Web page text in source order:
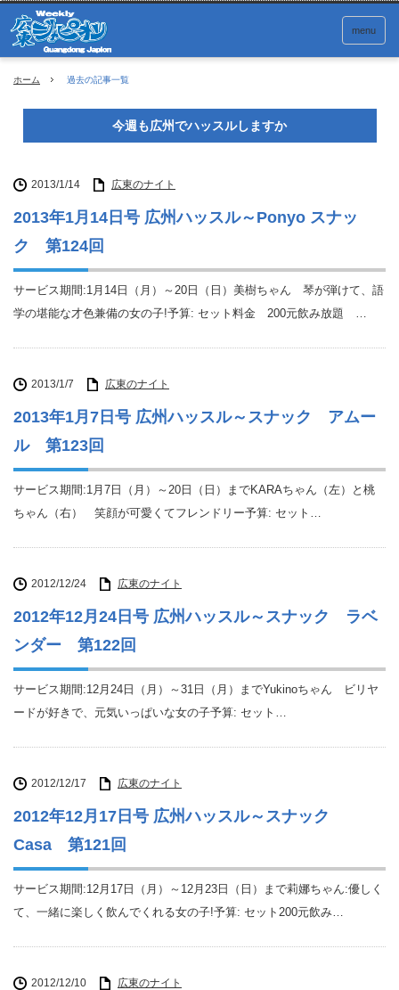
menu
ホーム 過去の記事一覧
今週も広州でハッスルしますか
2013/1/14 広東のナイト
2013年1月14日号 広州ハッスル～Ponyo スナッ
ク 第124回
サービス期間:1月14日（月）～20日（日）美樹ちゃん 琴が弾けて、語
学の堪能な才色兼備の女の子!予算: セット料金 200元飲み放題 …
2013/1/7 広東のナイト
2013年1月7日号 広州ハッスル～スナック アムー
ル 第123回
サービス期間:1月7日（月）～20日（日）までKARAちゃん（左）と桃
ちゃん（右） 笑顔が可愛くてフレンドリー予算: セット…
2012/12/24 広東のナイト
2012年12月24日号 広州ハッスル～スナック ラベ
ンダー 第122回
サービス期間:12月24日（月）～31日（月）までYukinoちゃん ビリヤ
ードが好きで、元気いっぱいな女の子予算: セット…
2012/12/17 広東のナイト
2012年12月17日号 広州ハッスル～スナック
Casa 第121回
サービス期間:12月17日（月）～12月23日（日）まで莉娜ちゃん:優しく
て、一緒に楽しく飲んでくれる女の子!予算: セット200元飲み…
2012/12/10 広東のナイト